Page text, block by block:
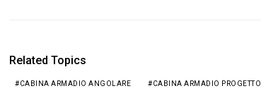
Related Topics
CABINA ARMADIO ANGOLARE CABINA ARMADIO PROGETTO